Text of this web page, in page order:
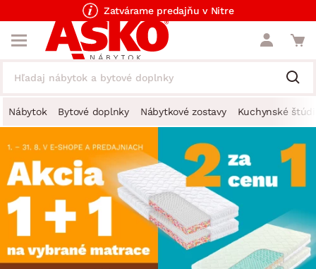
Zatvárame predajňu v Nitre
Nábytok Bytové doplnky Nábytkové zostavy Kuchynské